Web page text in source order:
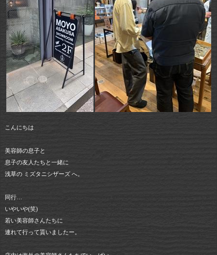
こんにちは
美容師の息子と
息子の友人たちと一緒に
浅草の ミズタニシザーズ へ。
同行…
いやいや(笑)
若い美容師さんたちに
連れて行って貰いましたー。